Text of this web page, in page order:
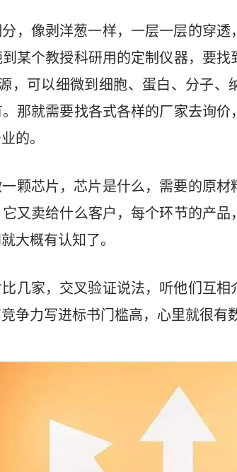
，像剥洋葱一样，一层一层的穿
某个教授科研用的定制仪器，要
，可以细微到细胞、蛋白、分子
那就需要找各式各样的厂家去询价
的。
颗芯片，芯片是什么，需要的原
又卖给什么客户，每个环节的产
大概有认知了。
几家，交叉验证说法，听他们互
争力写进标书门槛高，心里就很有